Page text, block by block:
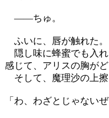
――ちゅ。
ふいに、唇が触れた。
隠し味に蜂蜜でも入
感じて、アリスの胸がど
そして、魔理沙の上擦
「わ、わざとじゃないぜ